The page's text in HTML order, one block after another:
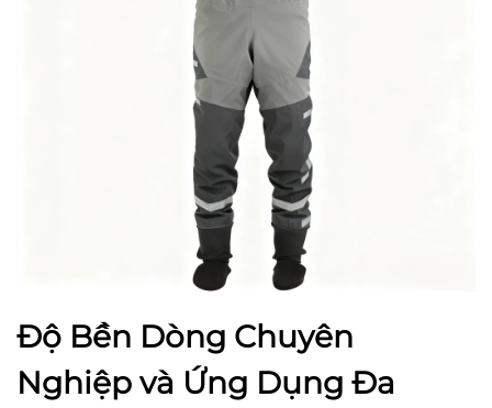
Độ Bền Dòng Chuyên
Nghiệp và Ứng Dụng Đa